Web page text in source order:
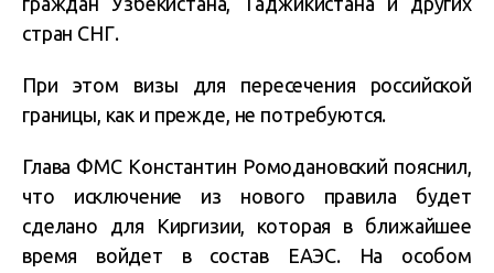
стран СНГ.
При этом визы для пересечения российской
границы, как и прежде, не потребуются.
Глава ФМС Константин Ромодановский пояснил,
что исключение из нового правила будет
сделано для Киргизии, которая в ближайшее
время войдет в состав ЕАЭС. На особом